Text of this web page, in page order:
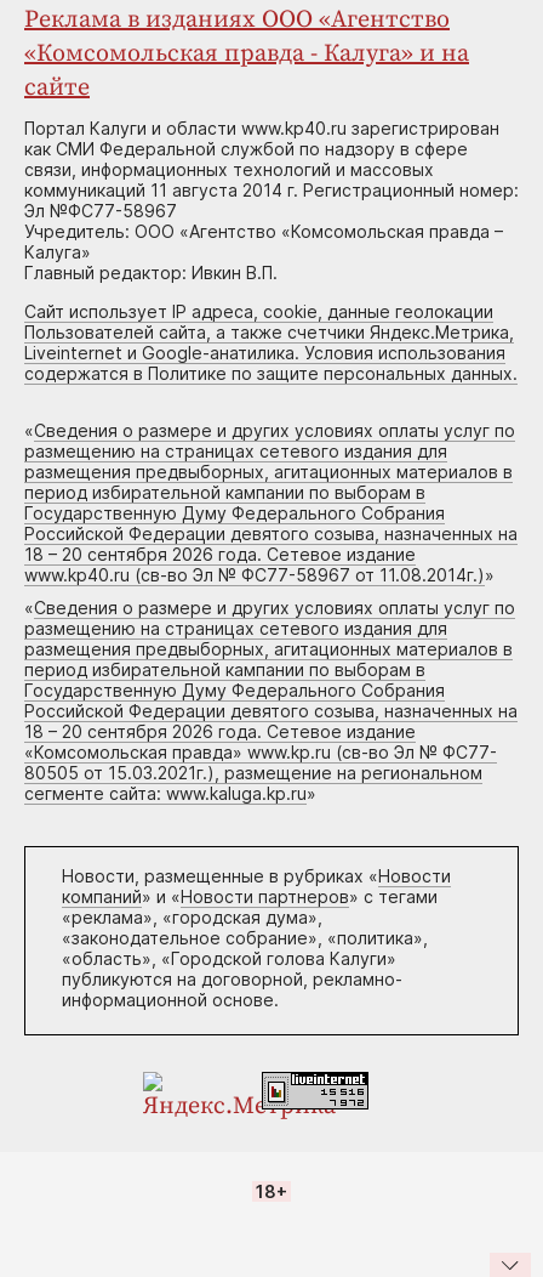
Реклама в изданиях ООО «Агентство
«Комсомольская правда - Калуга» и на
сайте
Портал Калуги и области www.kp40.ru зарегистрирован
как СМИ Федеральной службой по надзору в сфере
связи, информационных технологий и массовых
коммуникаций 11 августа 2014 г. Регистрационный номер:
Эл №ФС77-58967
Учредитель: ООО «Агентство «Комсомольская правда –
Калуга»
Главный редактор: Ивкин В.П.
Сайт использует IP адреса, cookie, данные геолокации
Пользователей сайта, а также счетчики Яндекс.Метрика,
Liveinternet и Google-анатилика. Условия использования
содержатся в Политике по защите персональных данных.
«Сведения о размере и других условиях оплаты услуг по
размещению на страницах сетевого издания для
размещения предвыборных, агитационных материалов в
период избирательной кампании по выборам в
Государственную Думу Федерального Собрания
Российской Федерации девятого созыва, назначенных на
18 – 20 сентября 2026 года. Сетевое издание
www.kp40.ru (св-во Эл № ФС77-58967 от 11.08.2014г.)»
«Сведения о размере и других условиях оплаты услуг по
размещению на страницах сетевого издания для
размещения предвыборных, агитационных материалов в
период избирательной кампании по выборам в
Государственную Думу Федерального Собрания
Российской Федерации девятого созыва, назначенных на
18 – 20 сентября 2026 года. Сетевое издание
«Комсомольская правда» www.kp.ru (св-во Эл № ФС77-
80505 от 15.03.2021г.), размещение на региональном
сегменте сайта: www.kaluga.kp.ru»
Новости, размещенные в рубриках «Новости
компаний» и «Новости партнеров» с тегами
«реклама», «городская дума»,
«законодательное собрание», «политика»,
«область», «Городской голова Калуги»
публикуются на договорной, рекламно-
информационной основе.
18+